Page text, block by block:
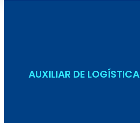
AUXILIAR DE LOGÍSTICA